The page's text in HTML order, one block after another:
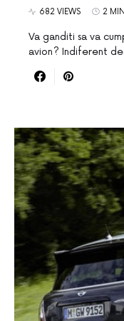
682 VIEWS 2
Va ganditi sa va
avion? Indiferent